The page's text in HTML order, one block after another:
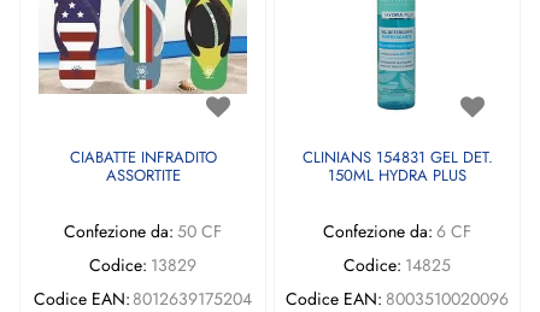
CIABATTE INFRADITO
ASSORTITE
Confezione da: 50 CF
Codice: 13829
Codice EAN: 8012639175204
CLINIANS 154831 GEL DET.
150ML HYDRA PLUS
Confezione da: 6 CF
Codice: 14825
Codice EAN: 8003510020096